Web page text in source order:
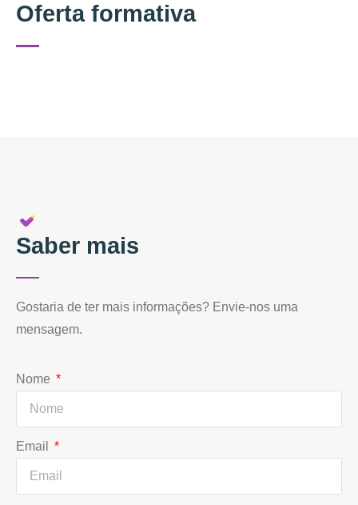
Oferta formativa
Saber mais
Gostaria de ter mais informações? Envie-nos uma
mensagem.
Nome
Email